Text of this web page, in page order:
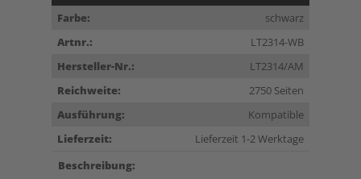
Farbe:
schwarz
Artnr.:
LT2314-WB
Hersteller-Nr.:
LT2314/AM
Reichweite:
2750 Seiten
Ausführung:
Kompatible
Lieferzeit:
Lieferzeit 1-2 Werktage
Beschreibung: